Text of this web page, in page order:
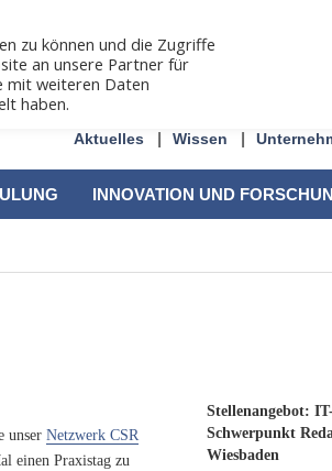
Aktuelles Wissen
INNOVATION UND
unser Netzwerk CSR
einen Praxistag zu
Stellenangebot:
Schwerpunkt
Wiesbaden
zu können und die Zugriffe
an unsere Partner für
mit weiteren Daten
haben.